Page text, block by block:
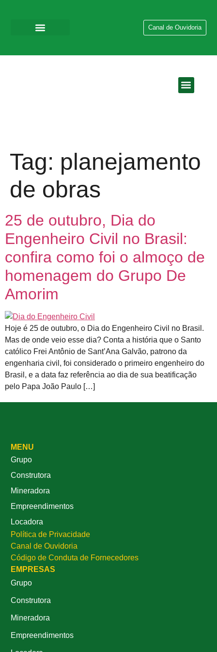
Canal de Ouvidoria
Tag: planejamento
de obras
25 de outubro, Dia do
Engenheiro Civil no Brasil:
confira como foi o almoço de
homenagem do Grupo De
Amorim
Hoje é 25 de outubro, o Dia do Engenheiro Civil no Brasil.
Mas de onde veio esse dia? Conta a história que o Santo
católico Frei Antônio de Sant’Ana Galvão, patrono da
engenharia civil, foi considerado o primeiro engenheiro do
Brasil, e a data faz referência ao dia de sua beatificação
pelo Papa João Paulo […]
MENU
Grupo
Construtora
Mineradora
Empreendimentos
Locadora
Política de Privacidade
Canal de Ouvidoria
Código de Conduta de Fornecedores
EMPRESAS
Grupo
Construtora
Mineradora
Empreendimentos